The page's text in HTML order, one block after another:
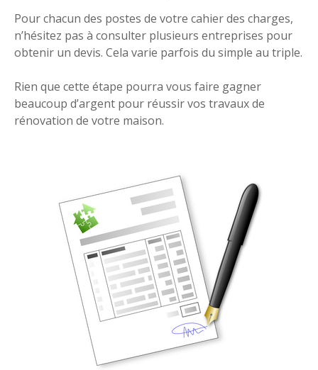
Pour chacun des postes de votre cahier des charges,
n’hésitez pas à consulter plusieurs entreprises pour
obtenir un devis. Cela varie parfois du simple au triple.
Rien que cette étape pourra vous faire gagner
beaucoup d’argent pour réussir vos travaux de
rénovation de votre maison.